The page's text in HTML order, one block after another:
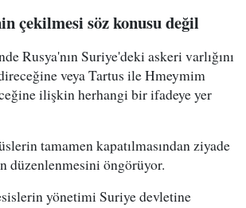
çekilmesi söz konusu değil
Rusya'nın Suriye'deki askeri varlığını
veya Tartus ile Hmeymim
ilişkin herhangi bir ifadeye yer
tamamen kapatılmasından ziyade
düzenlenmesini öngörüyor.
yönetimi Suriye devletine